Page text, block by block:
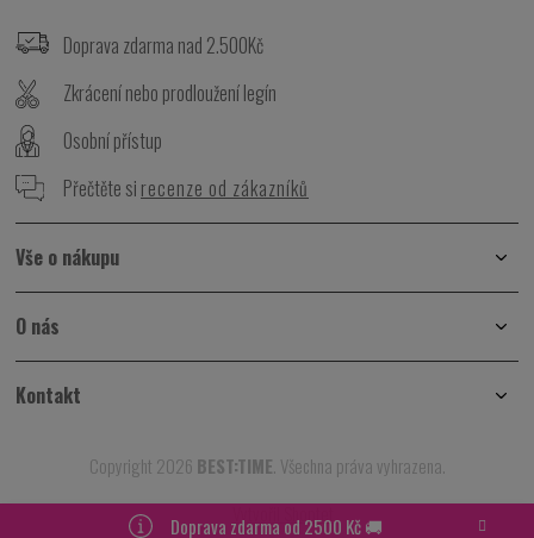
Doprava zdarma od 2500 Kč 🚚
Doprava zdarma nad 2.500Kč
Zkrácení nebo prodloužení legín
Osobní přístup
Přečtěte si recenze od zákazníků
Vše o nákupu
O nás
Kontakt
Copyright 2026 BEST:TIME. Všechna práva vyhrazena.